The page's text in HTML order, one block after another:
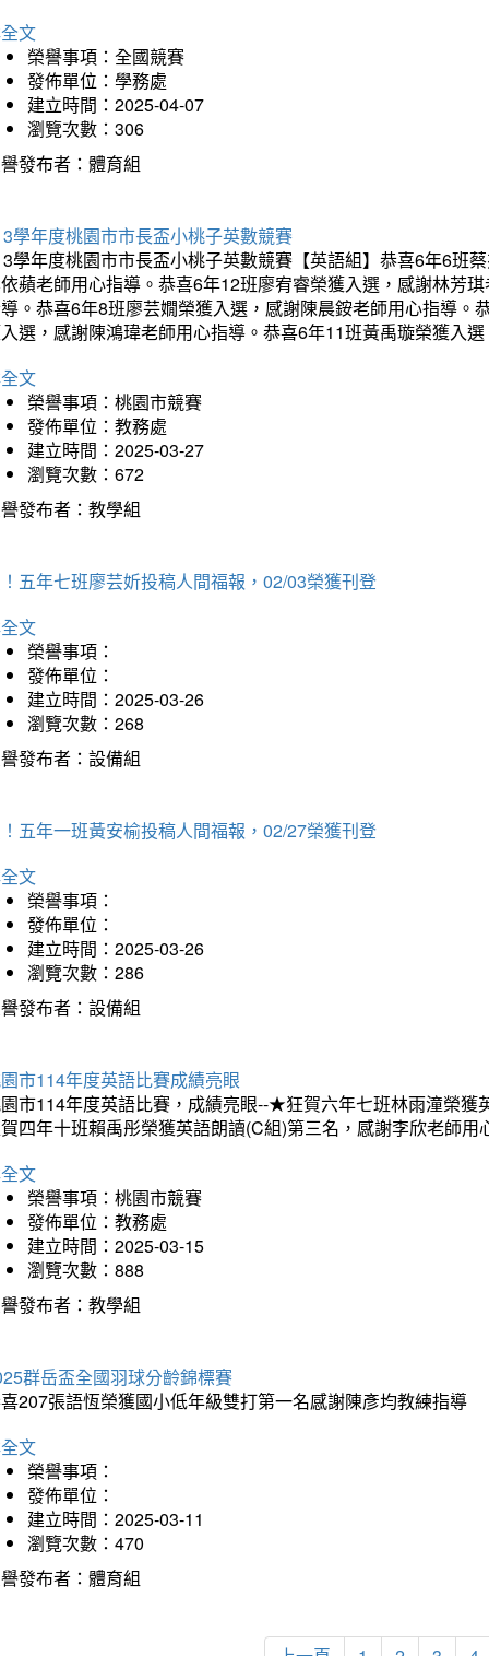
文
榮譽事項：全國競賽
發佈單位：學務處
建立時間：2025-04-07
瀏覽次數：306
發布者：體育組
學年度桃園市市長盃小桃子英數競賽
學年度桃園市市長盃小桃子英數競賽【英語組】恭喜6年6班
蘋老師用心指導。恭喜6年12班廖宥睿榮獲入選，感謝林芳
。恭喜6年8班廖芸嫺榮獲入選，感謝陳晨銨老師用心指導
選，感謝陳鴻瑋老師用心指導。恭喜6年11班黃禹璇榮獲入
文
榮譽事項：桃園市競賽
發佈單位：教務處
建立時間：2025-03-27
瀏覽次數：672
發布者：教學組
五年七班廖芸妡投稿人間福報，02/03榮獲刊登
文
榮譽事項：
發佈單位：
建立時間：2025-03-26
瀏覽次數：268
發布者：設備組
五年一班黃安榆投稿人間福報，02/27榮獲刊登
文
榮譽事項：
發佈單位：
建立時間：2025-03-26
瀏覽次數：286
發布者：設備組
市114年度英語比賽成績亮眼
市114年度英語比賽，成績亮眼--★狂賀六年七班林雨潼榮
四年十班賴禹彤榮獲英語朗讀(C組)第三名，感謝李欣老師
文
榮譽事項：桃園市競賽
發佈單位：教務處
建立時間：2025-03-15
瀏覽次數：888
發布者：教學組
群岳盃全國羽球分齡錦標賽
207張語恆榮獲國小低年級雙打第一名感謝陳彥均教練指導
文
榮譽事項：
發佈單位：
建立時間：2025-03-11
瀏覽次數：470
發布者：體育組